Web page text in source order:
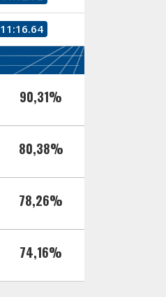
11:16.64
90,31%
80,38%
78,26%
74,16%